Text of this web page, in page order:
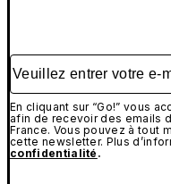
Veuillez entrer votre e-
En cliquant sur “Go!” vous
afin de recevoir des emails
France. Vous pouvez à tout
cette newsletter. Plus
confidentialité .